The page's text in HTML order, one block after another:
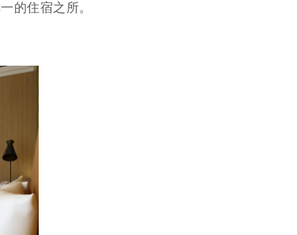
的住宿之所。